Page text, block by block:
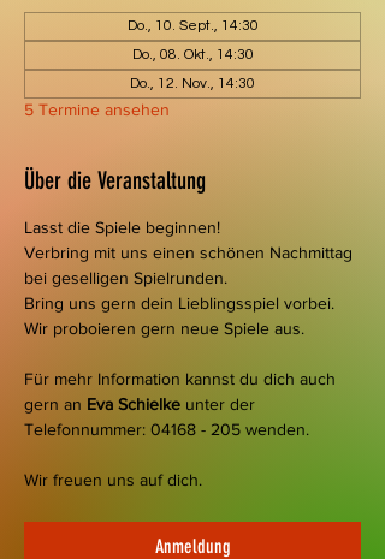
Do., 10. Sept., 14:30
Do., 08. Okt., 14:30
Do., 12. Nov., 14:30
5 Termine ansehen
Über die Veranstaltung
Lasst die Spiele beginnen!
Verbring mit uns einen schönen Nachmittag
bei geselligen Spielrunden.
Bring uns gern dein Lieblingsspiel vorbei.
Wir proboieren gern neue Spiele aus.
Für mehr Information kannst du dich auch
gern an Eva Schielke unter der
Telefonnummer: 04168 - 205 wenden.
Wir freuen uns auf dich.
Anmeldung